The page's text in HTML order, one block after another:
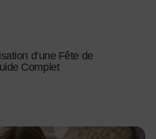
d’une Fête de
Complet